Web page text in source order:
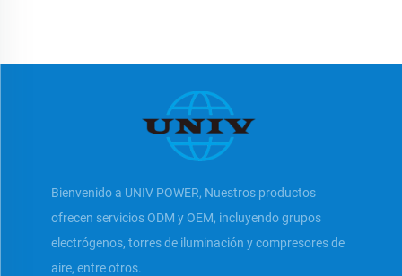
Bienvenido a UNIV POWER, Nuestros productos
ofrecen servicios ODM y OEM, incluyendo grupos
electrógenos, torres de iluminación y compresores de
aire, entre otros.